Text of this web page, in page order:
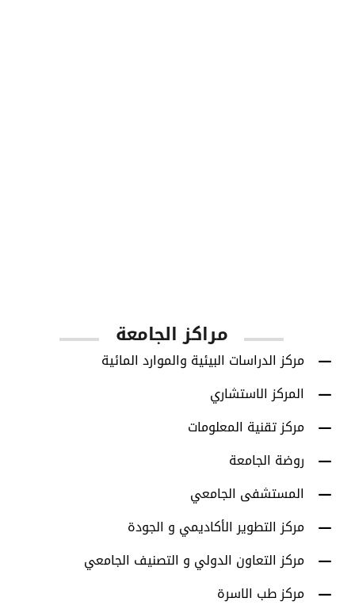
مراكز الجامعة
مركز الدراسات البيئية والموارد المائية
المركز الاستشاري
مركز تقنية المعلومات
روضة الجامعة
المستشفى الجامعي
مركز التطوير الأكاديمي و الجودة
مركز التعاون الدولي و التصنيف الجامعي
مركز طب الاسرة